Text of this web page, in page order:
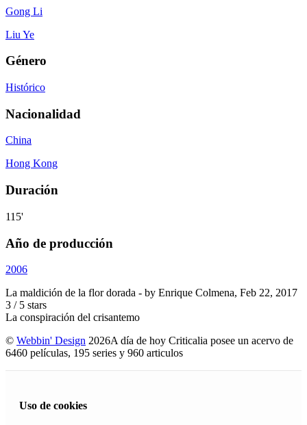
Gong Li
Liu Ye
Género
Histórico
Nacionalidad
China
Hong Kong
Duración
115'
Año de producción
2006
La maldición de la flor dorada - by Enrique Colmena, Feb 22, 2017
3 / 5 stars
La conspiración del crisantemo
© Webbin' Design 2026A día de hoy Criticalia posee un acervo de
6460 películas, 195 series y 960 articulos
Uso de cookies